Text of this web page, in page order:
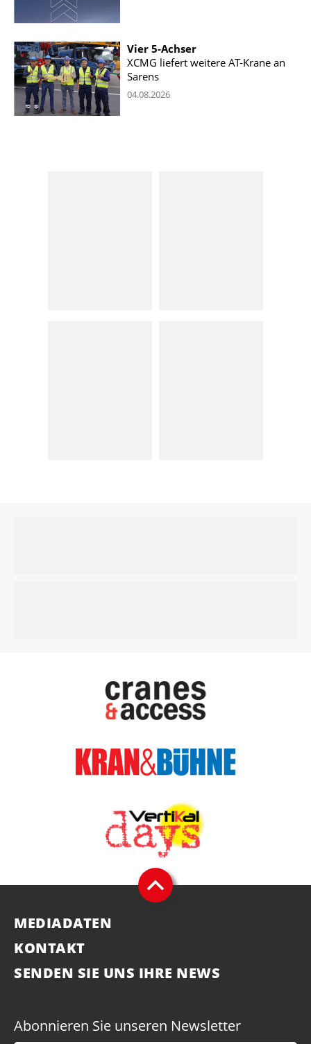
Vier 5-Achser
XCMG liefert weitere AT-Krane an
Sarens
04.08.2026
MEDIADATEN
KONTAKT
SENDEN SIE UNS IHRE NEWS
Abonnieren Sie unseren Newsletter